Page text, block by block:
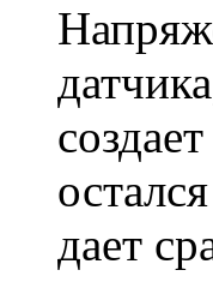
дает